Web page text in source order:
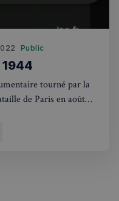
Public
tourné par la
de Paris en août